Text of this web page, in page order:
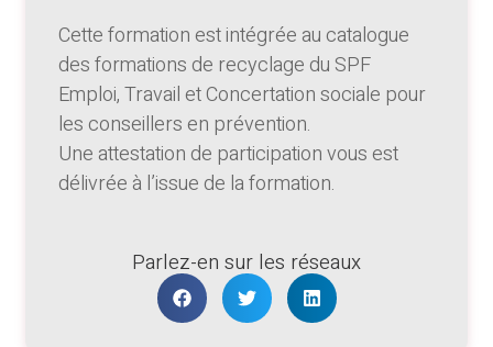
Cette formation est intégrée au catalogue
des formations de recyclage du SPF
Emploi, Travail et Concertation sociale pour
les conseillers en prévention.
Une attestation de participation vous est
délivrée à l’issue de la formation.
Parlez-en sur les réseaux